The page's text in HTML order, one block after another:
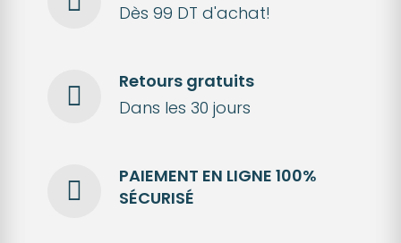
Dès 99 DT d'achat!
Retours gratuits
Dans les 30 jours
PAIEMENT EN LIGNE 100%
SÉCURISÉ